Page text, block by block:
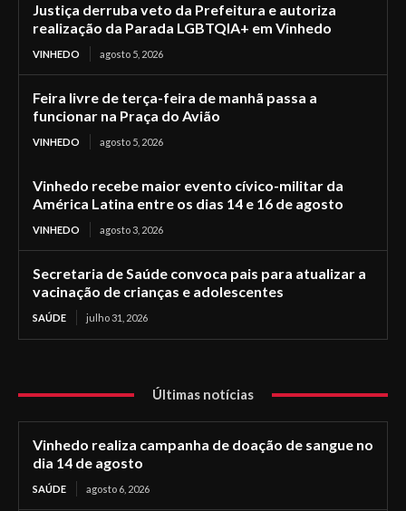
Justiça derruba veto da Prefeitura e autoriza
realização da Parada LGBTQIA+ em Vinhedo
VINHEDO agosto 5, 2026
Feira livre de terça-feira de manhã passa a
funcionar na Praça do Avião
VINHEDO agosto 5, 2026
Vinhedo recebe maior evento cívico-militar da
América Latina entre os dias 14 e 16 de agosto
VINHEDO agosto 3, 2026
Secretaria de Saúde convoca pais para atualizar a
vacinação de crianças e adolescentes
SAÚDE julho 31, 2026
Últimas notícias
Vinhedo realiza campanha de doação de sangue no
dia 14 de agosto
SAÚDE agosto 6, 2026